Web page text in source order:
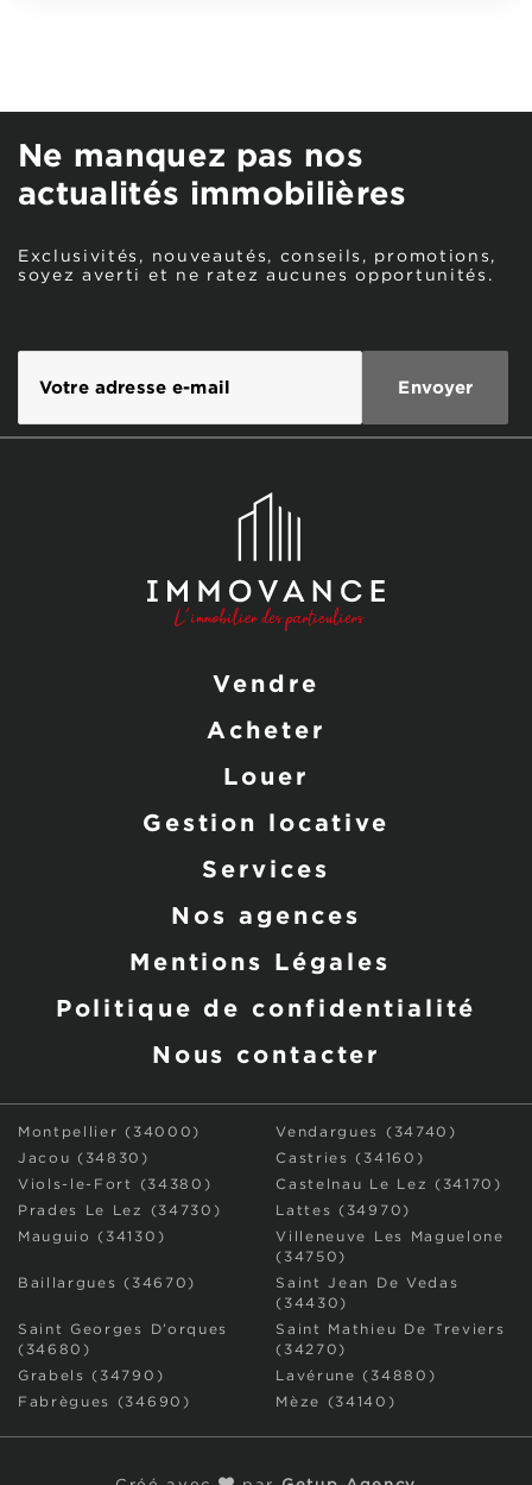
Ne manquez pas nos
actualités immobilières
Exclusivités, nouveautés, conseils, promotions,
soyez averti et ne ratez aucunes opportunités.
Vendre
Acheter
Louer
Gestion locative
Services
Nos agences
Mentions Légales
Politique de confidentialité
Nous contacter
Montpellier (34000)
Vendargues (34740)
Jacou (34830)
Castries (34160)
Viols-le-Fort (34380)
Castelnau Le Lez (34170)
Prades Le Lez (34730)
Lattes (34970)
Mauguio (34130)
Villeneuve Les Maguelone
(34750)
Baillargues (34670)
Saint Jean De Vedas
(34430)
Saint Georges D’orques
(34680)
Saint Mathieu De Treviers
(34270)
Grabels (34790)
Lavérune (34880)
Fabrègues (34690)
Mèze (34140)